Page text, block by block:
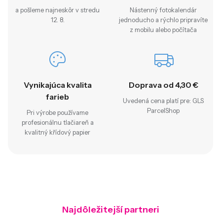
a pošleme najneskôr v stredu
12. 8.
Nástenný fotokalendár
jednoducho a rýchlo pripravíte
z mobilu alebo počítača
Vynikajúca kvalita
farieb
Pri výrobe používame
profesionálnu tlačiareň a
kvalitný křídový papier
Doprava od 4,30 €
Uvedená cena platí pre: GLS
ParcelShop
Najdôležitejší partneri